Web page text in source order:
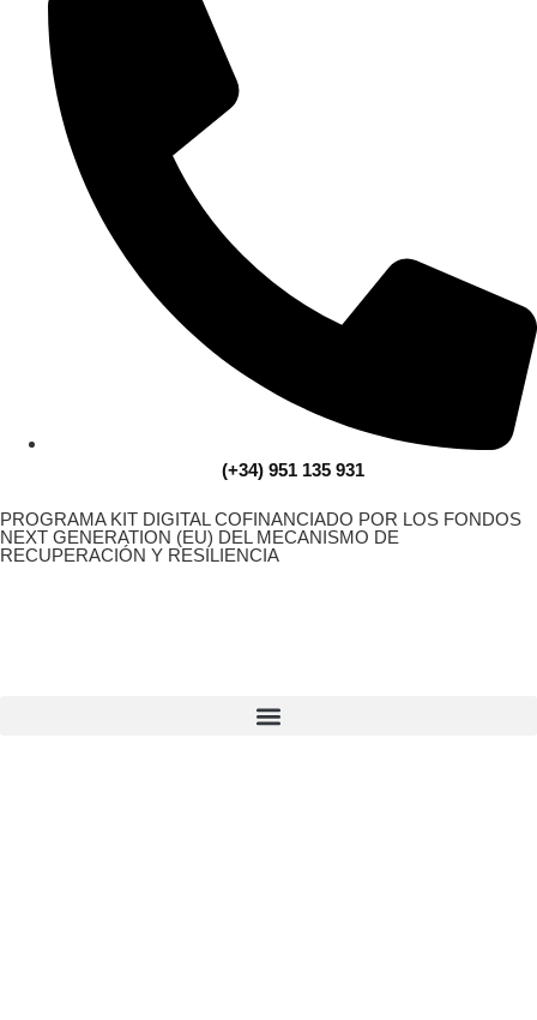
(+34) 951 135 931
PROGRAMA KIT DIGITAL COFINANCIADO POR LOS FONDOS
NEXT GENERATION (EU) DEL MECANISMO DE
RECUPERACIÓN Y RESILIENCIA